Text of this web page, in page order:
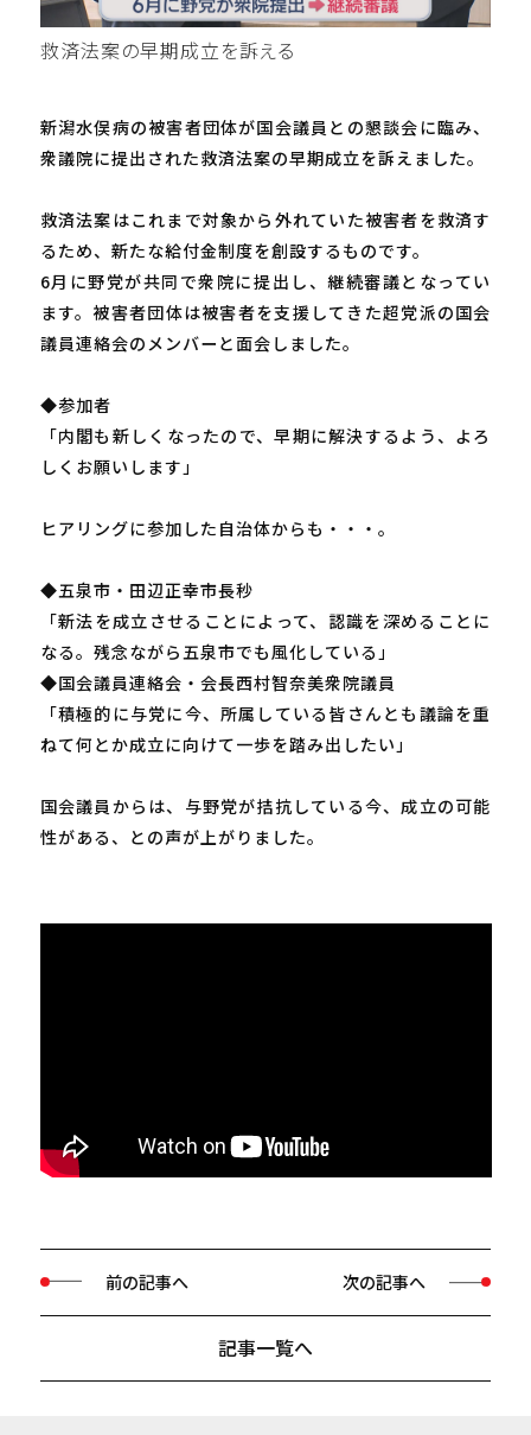
救済法案の早期成立を訴える
新潟水俣病の被害者団体が国会議員との懇談会に臨み、
衆議院に提出された救済法案の早期成立を訴えました。
救済法案はこれまで対象から外れていた被害者を救済す
るため、新たな給付金制度を創設するものです。
6月に野党が共同で衆院に提出し、継続審議となってい
ます。被害者団体は被害者を支援してきた超党派の国会
議員連絡会のメンバーと面会しました。
◆参加者
「内閣も新しくなったので、早期に解決するよう、よろ
しくお願いします」
ヒアリングに参加した自治体からも・・・。
◆五泉市・田辺正幸市長秒
「新法を成立させることによって、認識を深めることに
なる。残念ながら五泉市でも風化している」
◆国会議員連絡会・会長西村智奈美衆院議員
「積極的に与党に今、所属している皆さんとも議論を重
ねて何とか成立に向けて一歩を踏み出したい」
国会議員からは、与野党が拮抗している今、成立の可能
性がある、との声が上がりました。
前の記事へ
記事一覧へ
次の記事へ